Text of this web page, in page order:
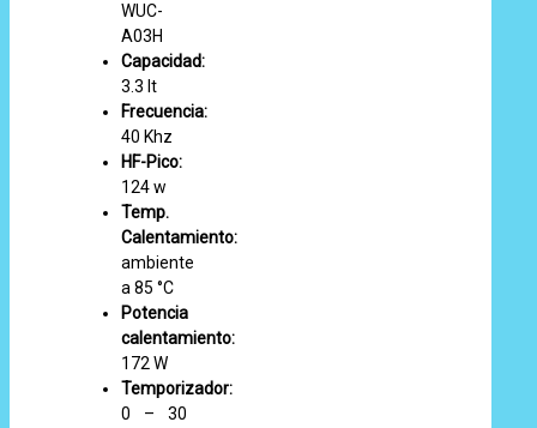
WUC-
A03H
Capacidad:
3.3 lt
Frecuencia:
40 Khz
HF-Pico:
124 w
Temp.
Calentamiento:
ambiente
a 85 °C
Potencia
calentamiento:
172 W
Temporizador:
0 – 30